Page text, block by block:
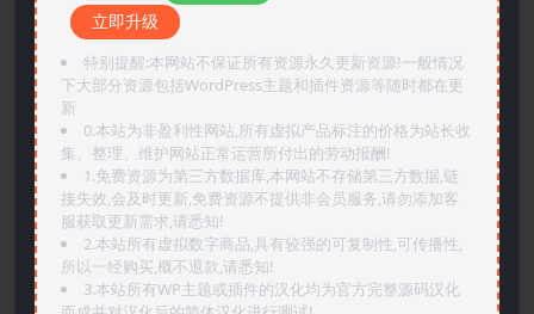
立即升级
特别提醒:本网站不保证所有资源永久更新资源!一般情况
下大部分资源包括WordPress主题和插件资源等随时都在更
新
0.本站为非盈利性网站,所有虚拟产品标注的价格为站长收
集、整理、维护网站正常运营所付出的劳动报酬!
1.免费资源为第三方数据库,本网站不存储第三方数据,链
接失效,会及时更新,免费资源不提供非会员服务,请勿添加客
服获取更新需求,请悉知!
2.本站所有虚拟数字商品,具有较强的可复制性,可传播性,
所以一经购买,概不退款,请悉知!
3.本站所有WP主题或插件的汉化均为官方完整源码汉化